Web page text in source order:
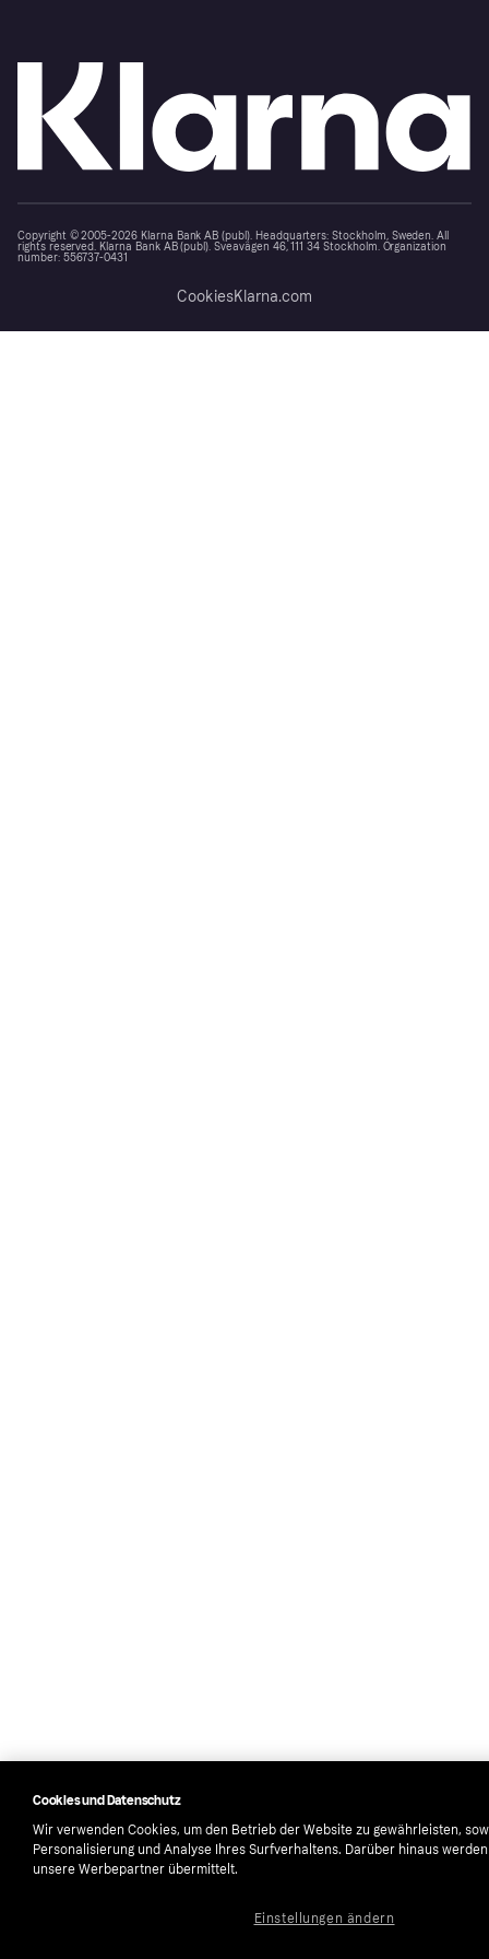
Copyright © 2005-2026 Klarna Bank AB (publ). Headquarters: Stockholm, Sweden. All
rights reserved. Klarna Bank AB (publ). Sveavägen 46, 111 34 Stockholm. Organization
number: 556737-0431
CookiesKlarna.com
Cookies und Datenschutz
Wir verwenden Cookies, um den Betrieb der Website zu gewährleisten,
Personalisierung und Analyse Ihres Surfverhaltens. Darüber hinaus
unsere Werbepartner übermittelt.
Einstellungen ändern